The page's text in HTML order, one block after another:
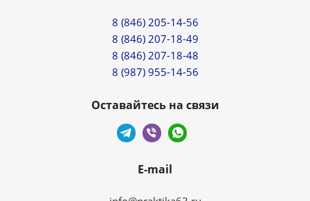
8 (846) 205-14-56
8 (846) 207-18-49
8 (846) 207-18-48
8 (987) 955-14-56
Оставайтесь на связи
E-mail